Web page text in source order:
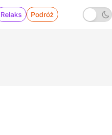
Relaks Podróż